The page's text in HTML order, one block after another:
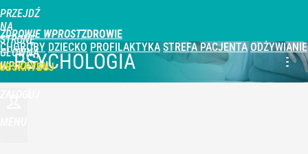
PRZEJDŹ
NA
STRONĘ
GŁÓWNĄ
WPROST.PL
ZDROWIE WPROST
CHOROBY DZIECKO PROFILAKTYKA STREFA PACJENTA ODŻYWIANIE
PSYCHOLOGIA